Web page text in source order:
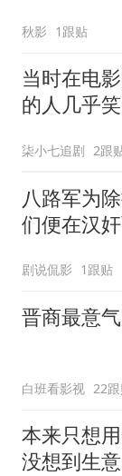
秋影 1跟贴
当时在电
的人几乎
柒小七追剧 2跟
八路军为
们便在汉
剧说侃影 1跟贴
晋商最意
白班看影视 22
本来只想
没想到生